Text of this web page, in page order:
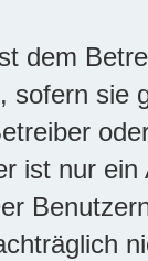
dem
sofern sie
ist nur